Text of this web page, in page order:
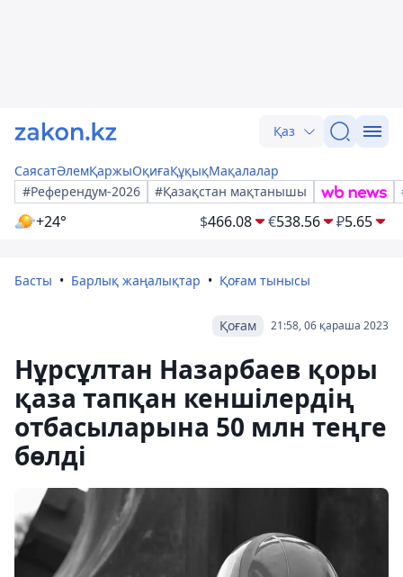
Қаз
СаясатӘлемҚаржыОқиғаҚұқықМақалалар
#Референдум-2026
#Қазақстан мақтанышы
+24° $466.08 €538.56 ₽5.65
Басты Барлық жаңалықтар Қоғам тынысы
21:58, 06 қараша 2023
Қоғам
Нұрсұлтан Назарбаев қоры
қаза тапқан кеншілердің
отбасыларына 50 млн теңге
бөлді